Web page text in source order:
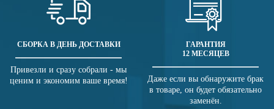
СБОРКА В ДЕНЬ ДОСТАВКИ
Привезли и сразу собрали - мы
ценим и экономим ваше время!
ГАРАНТИЯ
12 МЕСЯЦЕВ
Даже если вы обнаружите брак
в товаре, он будет обязательно
заменён.